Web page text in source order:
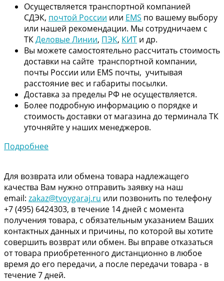
Осуществляется транспортной компанией
СДЭК, почтой России или EMS по вашему выбору
или нашей рекомендации. Мы сотрудничаем с
ТКДеловые Линии, ПЭК, КИТ и др.
Вы можете самостоятельно рассчитать стоимость
доставки на сайте транспортной компании,
почты России или EMS почты, учитывая
расстояние вес и габариты посылки.
Доставка за пределы РФ не осуществляется.
Более подробную информацию о порядке и
стоимость доставки от магазина до терминала ТК
уточняйте у наших менеджеров.
Подробнее
Для возврата или обмена товара надлежащего
качества Вам нужно отправить заявку на наш
email: zakaz@tvoygaraj.ru или позвонить по телефону
+7 (495) 6424303, в течение 14 дней с момента
получения товара, с обязательным указанием Ваших
контактных данных и причины, по которой вы хотите
совершить возврат или обмен. Вы вправе отказаться
от товара приобретенного дистанционно в любое
время до его передачи, а после передачи товара - в
течение 7 дней.